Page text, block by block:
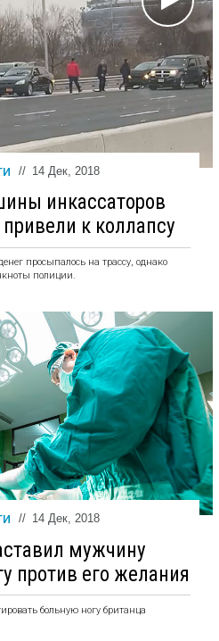
// 14 Дек, 2018
инкассаторов
к коллапсу
просыпалось на трассу, однако
полиции.
// 14 Дек, 2018
мужчину
против его желания
больную ногу британца